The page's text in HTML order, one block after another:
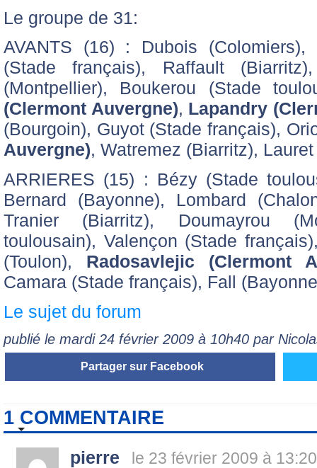
Le groupe de 31:
AVANTS (16) : Dubois (Colomiers),
(Stade français), Raffault
(Montpellier), Boukerou (Stade
(Clermont Auvergne), Lapandry
(Bourgoin), Guyot (Stade français),
Auvergne), Watremez (Biarritz),
ARRIERES (15) : Bézy (Stade
Bernard (Bayonne), Lombard
Tranier (Biarritz), Doumayrou
toulousain), Valençon (Stade
(Toulon), Radosavlejic (Clermont
Camara (Stade français), Fall
Le sujet du forum
publié le mardi 24 février 2009 à 10h40 par
Partager sur Facebook
1 COMMENTAIRE
pierre le 23 février 2009 à 13:20